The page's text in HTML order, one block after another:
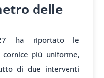
delle
ha riportato le
più uniforme,
di due interventi